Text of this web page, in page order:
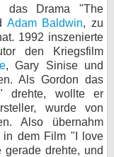
das Drama "The
Adam Baldwin, zu
1992 inszenierte
den Kriegsfilm
, Gary Sinise und
Als Gordon das
drehte, wollte er
wurde von
Also übernahm
in dem Film "I love
drehte, und